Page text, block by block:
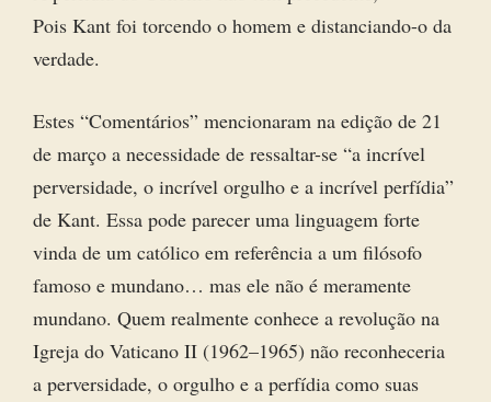
Pois Kant foi torcendo o homem e distanciando-o da
verdade.
Estes “Comentários” mencionaram na edição de 21
de março a necessidade de ressaltar-se “a incrível
perversidade, o incrível orgulho e a incrível perfídia”
de Kant. Essa pode parecer uma linguagem forte
vinda de um católico em referência a um filósofo
famoso e mundano… mas ele não é meramente
mundano. Quem realmente conhece a revolução na
Igreja do Vaticano II (1962–1965) não reconheceria
a perversidade, o orgulho e a perfídia como suas